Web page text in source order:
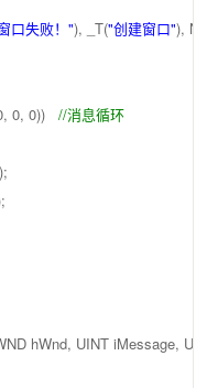
口失败！"), _T("创建窗口"),
0, 0, 0))//消息循环
hWnd, UINT iMessage,